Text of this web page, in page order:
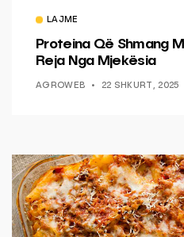
LAJME
Proteina Që Shmang
Reja Nga Mjekësia
AGROWEB 22 SHKURT, 2025